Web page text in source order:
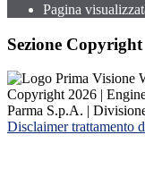
Pagina
Sezione Copyright
Copyright 2026 |
Parma S.p.A. |
Disclaimer trattamento